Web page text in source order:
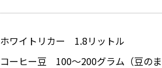
ホワイトリカー 1.8リットル
コーヒー豆 100～200グラム（豆のま